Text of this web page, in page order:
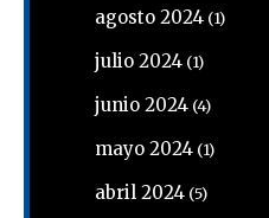
agosto 2024 (1)
julio 2024 (1)
junio 2024 (4)
mayo 2024 (1)
abril 2024 (5)